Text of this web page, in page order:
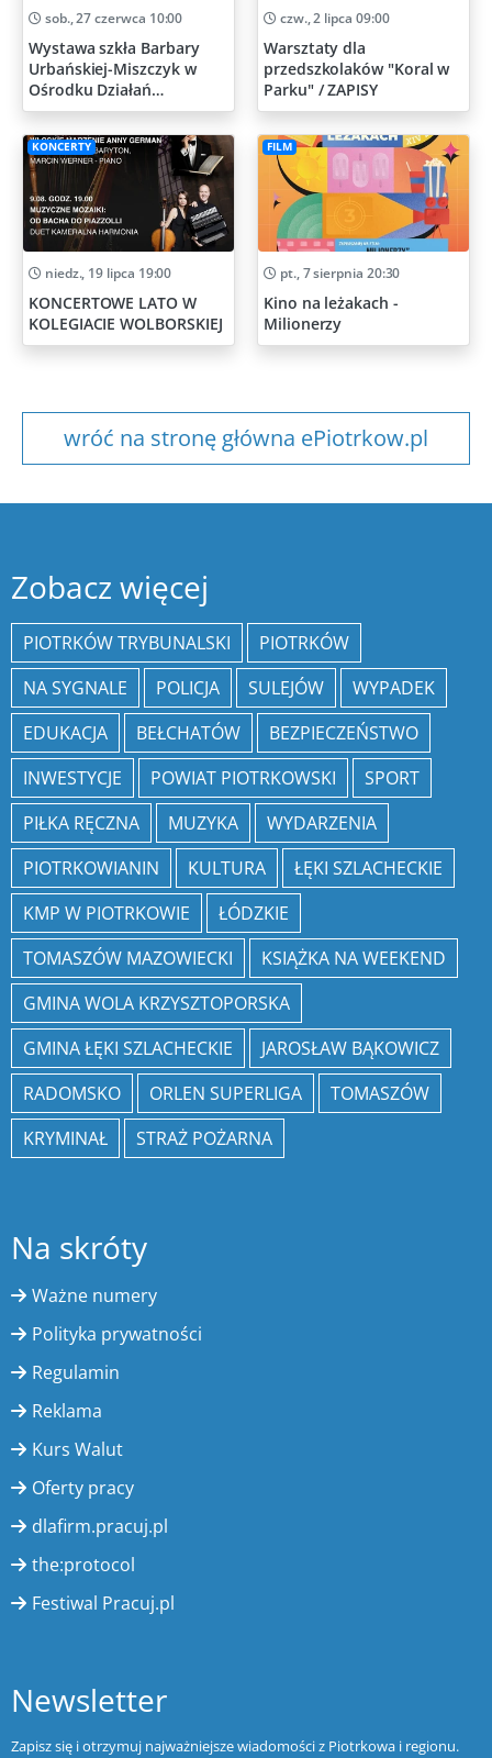
sob., 27 czerwca 10:00
Wystawa szkła Barbary
Urbańskiej-Miszczyk w
Ośrodku Działań
Artystycznych
czw., 2 lipca 09:00
Warsztaty dla
przedszkolaków "Koral w
Parku" / ZAPISY
KONCERTY
niedz., 19 lipca 19:00
KONCERTOWE LATO W
KOLEGIACIE WOLBORSKIEJ
FILM
pt., 7 sierpnia 20:30
Kino na leżakach -
Milionerzy
wróć na stronę główna ePiotrkow.pl
Zobacz więcej
PIOTRKÓW TRYBUNALSKI
PIOTRKÓW
NA SYGNALE
POLICJA SULEJÓW
WYPADEK
EDUKACJA
BEŁCHATÓW
BEZPIECZEŃSTWO
INWESTYCJE
POWIAT PIOTRKOWSKI
SPORT
PIŁKA RĘCZNA
MUZYKA
WYDARZENIA
PIOTRKOWIANIN
KULTURA
ŁĘKI SZLACHECKIE
KMP W PIOTRKOWIE
ŁÓDZKIE
TOMASZÓW MAZOWIECKI
KSIĄŻKA NA WEEKEND
GMINA WOLA KRZYSZTOPORSKA
GMINA ŁĘKI SZLACHECKIE
JAROSŁAW BĄKOWICZ
RADOMSKO
ORLEN SUPERLIGA
TOMASZÓW
KRYMINAŁ
STRAŻ POŻARNA
Na skróty
Ważne numery
Polityka prywatności
Regulamin
Reklama
Kurs Walut
Oferty pracy
dlafirm.pracuj.pl
the:protocol
Festiwal Pracuj.pl
Newsletter
Zapisz się i otrzymuj najważniejsze wiadomości z Piotrkowa i regionu.